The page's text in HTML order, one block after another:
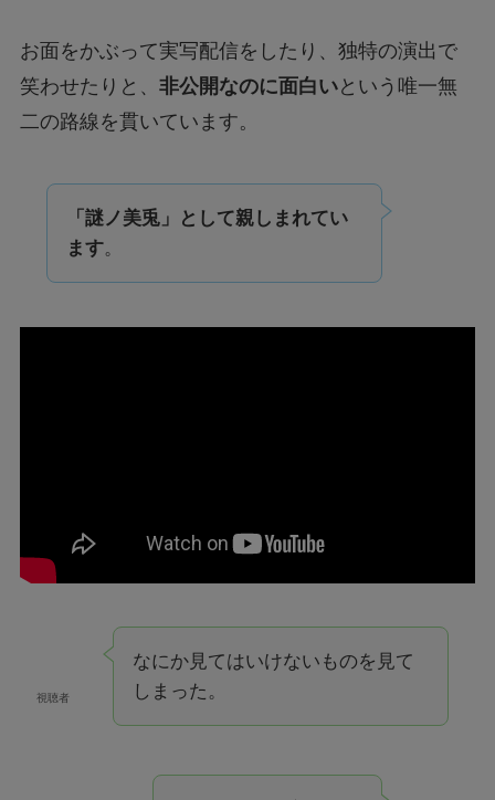
お面をかぶって実写配信をしたり、独特の演出で
笑わせたりと、 非公開なのに面白いという唯一無
二の路線を貫いています。
「謎ノ美兎」として親しまれてい
ます。
視聴者
なにか見てはいけないものを見て
しまった。